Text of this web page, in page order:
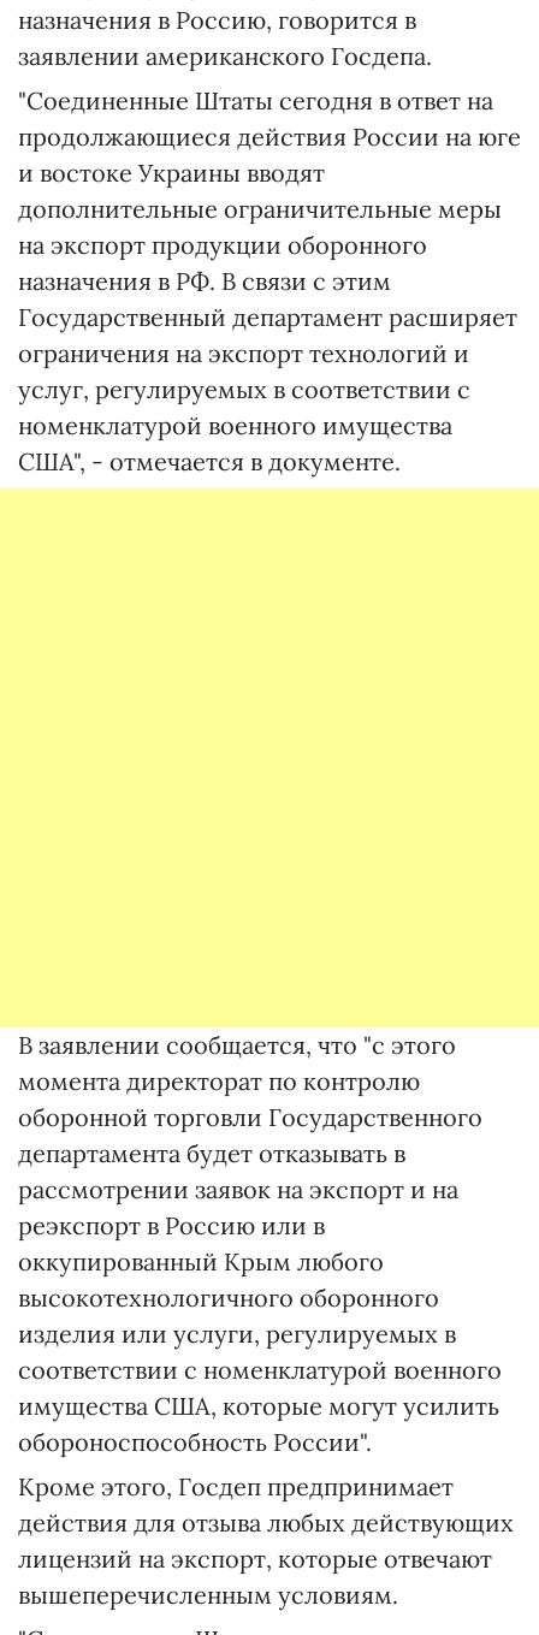
назначения в Россию, говорится в
заявлении американского Госдепа.
"Соединенные Штаты сегодня в ответ на
продолжающиеся действия России на юге
и востоке Украины вводят
дополнительные ограничительные меры
на экспорт продукции оборонного
назначения в РФ. В связи с этим
Государственный департамент расширяет
ограничения на экспорт технологий и
услуг, регулируемых в соответствии с
номенклатурой военного имущества
США", - отмечается в документе.
В заявлении сообщается, что "с этого
момента директорат по контролю
оборонной торговли Государственного
департамента будет отказывать в
рассмотрении заявок на экспорт и на
реэкспорт в Россию или в
оккупированный Крым любого
высокотехнологичного оборонного
изделия или услуги, регулируемых в
соответствии с номенклатурой военного
имущества США, которые могут усилить
обороноспособность России".
Кроме этого, Госдеп предпринимает
действия для отзыва любых действующих
лицензий на экспорт, которые отвечают
вышеперечисленным условиям.